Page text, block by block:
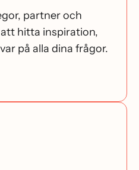
partner och
hitta inspiration,
på alla dina frågor.